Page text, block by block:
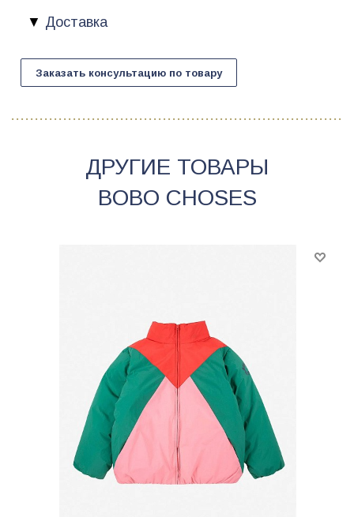
Доставка
Заказать консультацию по товару
ДРУГИЕ ТОВАРЫ
BOBO CHOSES